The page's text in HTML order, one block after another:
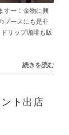
すー！金物に興
ブースにも是非
リップ珈琲も販
続きを読む
ト出店